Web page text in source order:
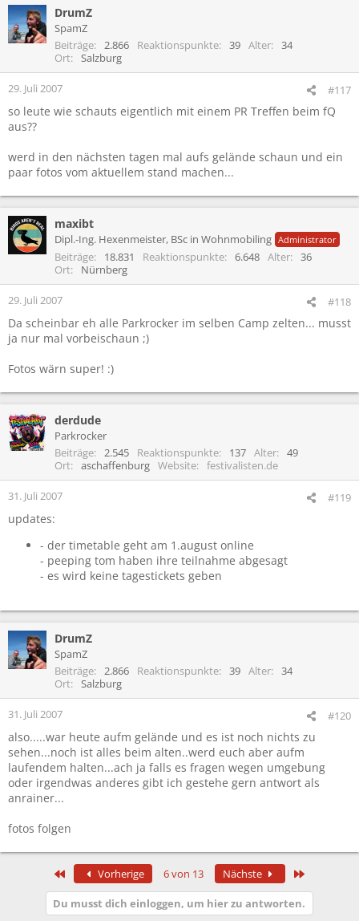
DrumZ
SpamZ
Beiträge
2.866 Reaktionspunkte 39 Alter
34
Ort
Salzburg
29. Juli 2007 #117
so leute wie schauts eigentlich mit einem PR Treffen beim fQ
aus??
werd in den nächsten tagen mal aufs gelände schaun und ein
paar fotos vom aktuellem stand machen...
maxibt
Dipl.-Ing. Hexenmeister, BSc in Wohnmobiling Administrator
Beiträge 18.831 Reaktionspunkte 6.648 Alter
36
Ort
Nürnberg
29. Juli 2007 #118
Da scheinbar eh alle Parkrocker im selben Camp zelten... musst
ja nur mal vorbeischaun ;)
Fotos wärn super! :)
derdude
Parkrocker
Beiträge
2.545 Reaktionspunkte 137 Alter
49
Ort
aschaffenburg Website festivalisten.de
31. Juli 2007 #119
updates:
- der timetable geht am 1.august online
- peeping tom haben ihre teilnahme abgesagt
- es wird keine tagestickets geben
DrumZ
SpamZ
Beiträge
2.866 Reaktionspunkte 39 Alter
34
Ort
Salzburg
31. Juli 2007 #120
also.....war heute aufm gelände und es ist noch nichts zu
sehen...noch ist alles beim alten..werd euch aber aufm
laufendem halten...ach ja falls es fragen wegen umgebung
oder irgendwas anderes gibt ich gestehe gern antwort als
anrainer...
fotos folgen
Erste Vorherige 6 von 13 Nächste
Du musst dich einloggen, um hier zu antworten.